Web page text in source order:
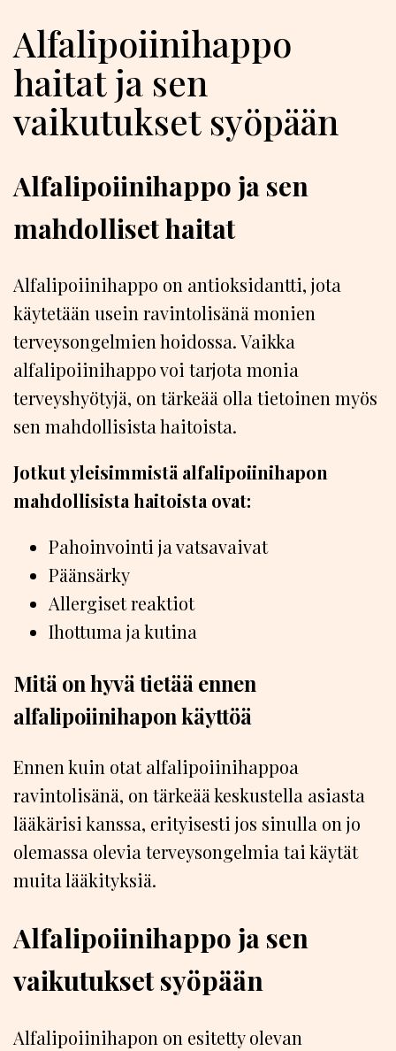
Alfalipoiinihappo
haitat ja sen
vaikutukset syöpään
Alfalipoiinihappo ja sen
mahdolliset haitat
Alfalipoiinihappo on antioksidantti, jota
käytetään usein ravintolisänä monien
terveysongelmien hoidossa. Vaikka
alfalipoiinihappo voi tarjota monia
terveyshyötyjä, on tärkeää olla tietoinen myös
sen mahdollisista haitoista.
Jotkut yleisimmistä alfalipoiinihapon
mahdollisista haitoista ovat:
Pahoinvointi ja vatsavaivat
Päänsärky
Allergiset reaktiot
Ihottuma ja kutina
Mitä on hyvä tietää ennen
alfalipoiinihapon käyttöä
Ennen kuin otat alfalipoiinihappoa
ravintolisänä, on tärkeää keskustella asiasta
lääkärisi kanssa, erityisesti jos sinulla on jo
olemassa olevia terveysongelmia tai käytät
muita lääkityksiä.
Alfalipoiinihappo ja sen
vaikutukset syöpään
Alfalipoiinihapon on esitetty olevan